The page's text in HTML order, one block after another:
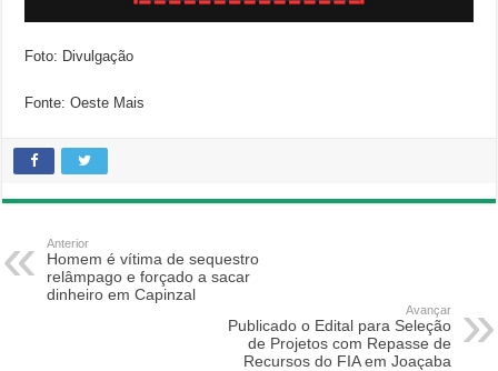
Foto: Divulgação
Fonte: Oeste Mais
Anterior
Homem é vítima de sequestro
relâmpago e forçado a sacar
dinheiro em Capinzal
Avançar
Publicado o Edital para Seleção
de Projetos com Repasse de
Recursos do FIA em Joaçaba